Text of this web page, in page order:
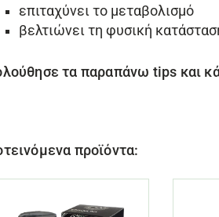
επιταχύνει το μεταβολισμό
βελτιώνει τη φυσική
τα παραπάνω tips και
προϊόντα: